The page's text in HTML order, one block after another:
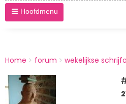
Hoofdmenu
BREADCRUMBS
You
here:
Home forum wekelijkse